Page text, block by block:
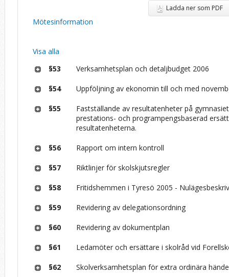
Ladda ner som PDF
Mötesinformation
Visa alla
§53
Verksamhetsplan och detaljbudget 2006
§54 Uppföljning av ekonomin till och med
§55
Fastställande av resultatenheter på
prestations- och programpengsbaserad
resultatenheterna.
§56 Rapport om intern kontroll
§57 Riktlinjer för skolskjutsregler
§58 Fritidshemmen i Tyresö 2005 -
§59 Revidering av delegationsordning
§60 Revidering av dokumentplan
§61 Ledamöter och ersättare i skolråd vid
§62 Skolverksamhetsplan för extra ordinära